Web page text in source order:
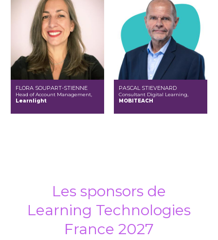
FLORA SOUPART-STIENNE
Head of Account Management,
Learnlight
PASCAL STIEVENARD
Consultant Digital Learning,
MOBITEACH
Les sponsors de
Learning Technologies
France 2027